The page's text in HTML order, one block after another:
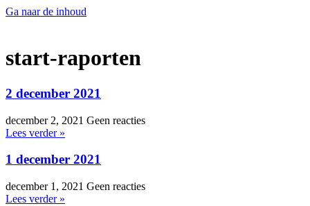
Ga naar de inhoud
start-raporten
2 december 2021
december 2, 2021 Geen reacties
Lees verder »
1 december 2021
december 1, 2021 Geen reacties
Lees verder »